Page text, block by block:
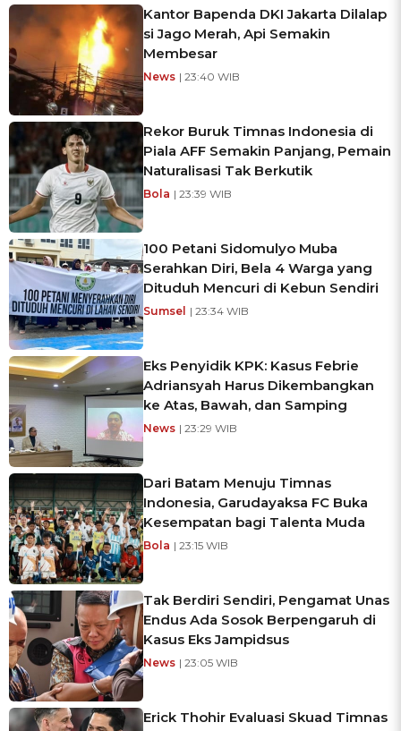
Kantor Bapenda DKI Jakarta Dilalap
si Jago Merah, Api Semakin
Membesar
News | 23:40 WIB
Rekor Buruk Timnas Indonesia di
Piala AFF Semakin Panjang, Pemain
Naturalisasi Tak Berkutik
Bola | 23:39 WIB
100 Petani Sidomulyo Muba
Serahkan Diri, Bela 4 Warga yang
Dituduh Mencuri di Kebun Sendiri
Sumsel | 23:34 WIB
Eks Penyidik KPK: Kasus Febrie
Adriansyah Harus Dikembangkan
ke Atas, Bawah, dan Samping
News | 23:29 WIB
Dari Batam Menuju Timnas
Indonesia, Garudayaksa FC Buka
Kesempatan bagi Talenta Muda
Bola | 23:15 WIB
Tak Berdiri Sendiri, Pengamat Unas
Endus Ada Sosok Berpengaruh di
Kasus Eks Jampidsus
News | 23:05 WIB
Erick Thohir Evaluasi Skuad Timnas